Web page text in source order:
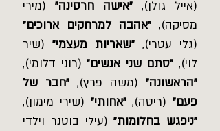
(אייל גולן), "אישה חרסינה" (מירי
מסיקה), "אהבה למרחקים ארוכים"
(גלי עטרי), "שאריות מעצמי" (שיר
לוי), "סתם שני אנשים"(רוני דלומי),
"הראשונה" (משה פרץ), "חבר של
פעם" (ריטה),"אחותי" (שירי מימון),
"ניפגש בחלומות" (עילי בוטנר וילדי